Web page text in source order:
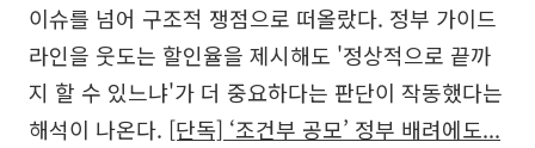
이슈를 넘어 구조적 쟁점으로 떠올랐다. 정부 가이드
라인을 웃도는 할인율을 제시해도 '정상적으로 끝까
지 할 수 있느냐'가 더 중요하다는 판단이 작동했다는
해석이 나온다. [단독] ‘조건부 공모’ 정부 배려에도...